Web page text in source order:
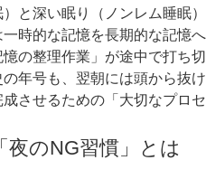
と深い眠り（ノンレム睡眠
時的な記憶を長期的な記憶
の整理作業」が途中で打ち
年号も、翌朝には頭から抜
させるための「大切なプロセ
のNG習慣」とは